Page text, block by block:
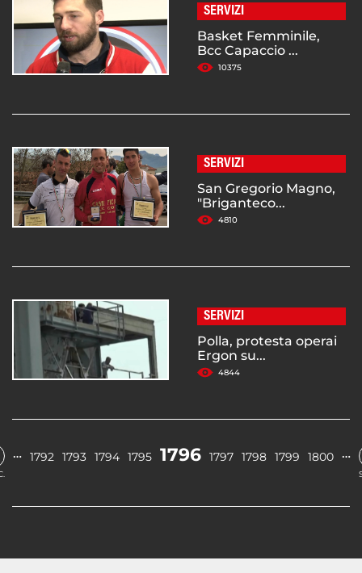
SERVIZI
Basket Femminile,
Bcc Capaccio ...
10375
SERVIZI
San Gregorio Magno,
"Briganteco...
4810
SERVIZI
Polla, protesta operai
Ergon su...
4844
… 1792 1793 1794 1795 1796 1797 1798 1799 1800 …